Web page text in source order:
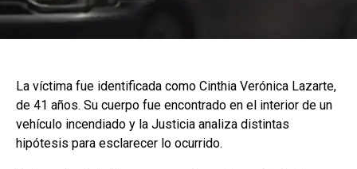
La víctima fue identificada como Cinthia Verónica Lazarte,
de 41 años. Su cuerpo fue encontrado en el interior de un
vehículo incendiado y la Justicia analiza distintas
hipótesis para esclarecer lo ocurrido.